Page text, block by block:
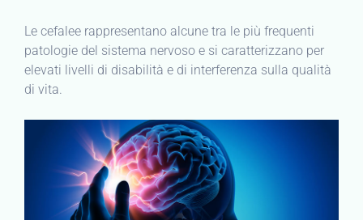
Le cefalee rappresentano alcune tra le più frequenti
patologie del sistema nervoso e si caratterizzano per
elevati livelli di disabilità e di interferenza sulla qualità
di vita.